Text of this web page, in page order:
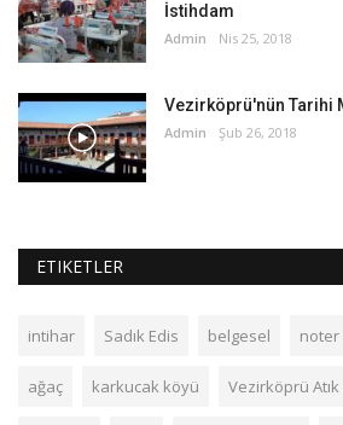
İstihdam
Admin Nis 25, 2018
Vezirköprü'nün Tarihi
Admin Şub 26, 2018
ETIKETLER
intihar Sadık Edis belgesel noter
ağaç karkucak köyü Vezirköprü Atık